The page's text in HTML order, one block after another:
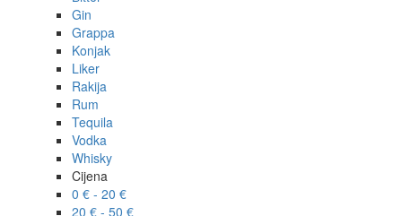
Gin
Grappa
Konjak
Liker
Rakija
Rum
Tequila
Vodka
Whisky
Cijena
0 € - 20 €
20 € - 50 €